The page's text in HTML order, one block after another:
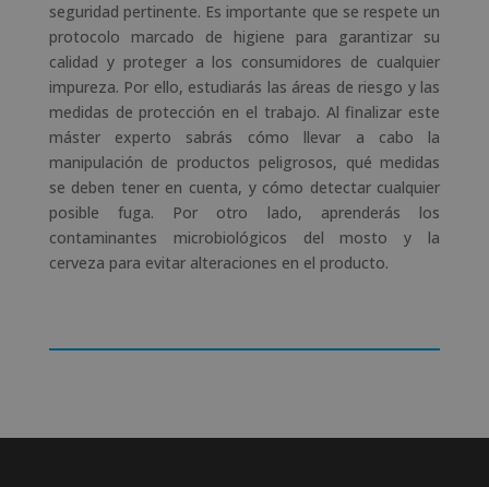
seguridad pertinente. Es importante que se respete un
protocolo marcado de higiene para garantizar su
calidad y proteger a los consumidores de cualquier
impureza. Por ello, estudiarás las áreas de riesgo y las
medidas de protección en el trabajo. Al finalizar este
máster experto sabrás cómo llevar a cabo la
manipulación de productos peligrosos, qué medidas
se deben tener en cuenta, y cómo detectar cualquier
posible fuga. Por otro lado, aprenderás los
contaminantes microbiológicos del mosto y la
cerveza para evitar alteraciones en el producto.